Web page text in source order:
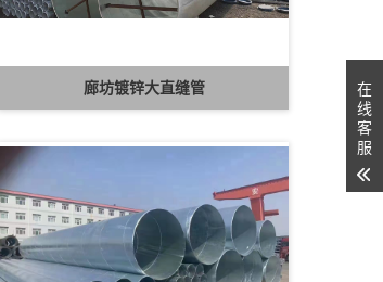
廊坊镀锌大直缝管
在
线
客
服